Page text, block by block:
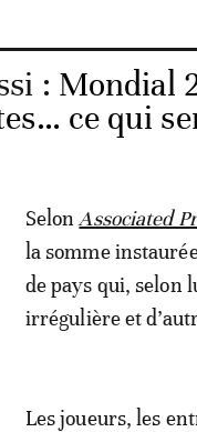
: Mondial
ce qui
Selon Associated
la somme
de pays qui, selon
irrégulière et
Les joueurs, les